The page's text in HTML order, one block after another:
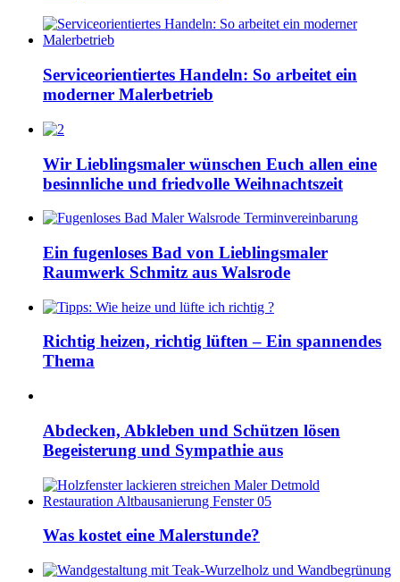
Serviceorientiertes Handeln: So arbeitet ein
moderner Malerbetrieb
Wir Lieblingsmaler wünschen Euch allen eine
besinnliche und friedvolle Weihnachtszeit
Ein fugenloses Bad von Lieblingsmaler
Raumwerk Schmitz aus Walsrode
Richtig heizen, richtig lüften – Ein spannendes
Thema
Abdecken, Abkleben und Schützen lösen
Begeisterung und Sympathie aus
Was kostet eine Malerstunde?